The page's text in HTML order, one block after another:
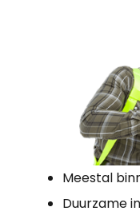
Meestal
Duurzame